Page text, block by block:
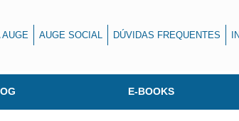
AUGE AUGE SOCIAL DÚVIDAS FREQUENTES
E-BOOKS